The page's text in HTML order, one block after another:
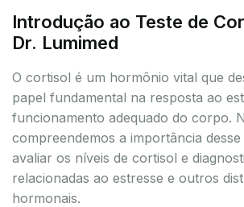
Introdução ao Teste de
Dr. Lumimed
O cortisol é um hormônio vital que
papel fundamental na resposta ao
funcionamento adequado do corpo.
compreendemos a importância
avaliar os níveis de cortisol e
relacionadas ao estresse e outros
hormonais.